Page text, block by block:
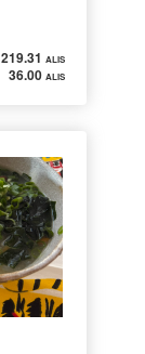
219.31 ALIS
36.00 ALIS